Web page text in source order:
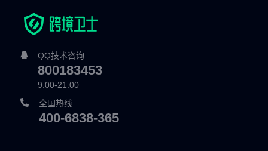
QQ技术咨询
800183453
9:00-21:00
全国热线
400-6838-365